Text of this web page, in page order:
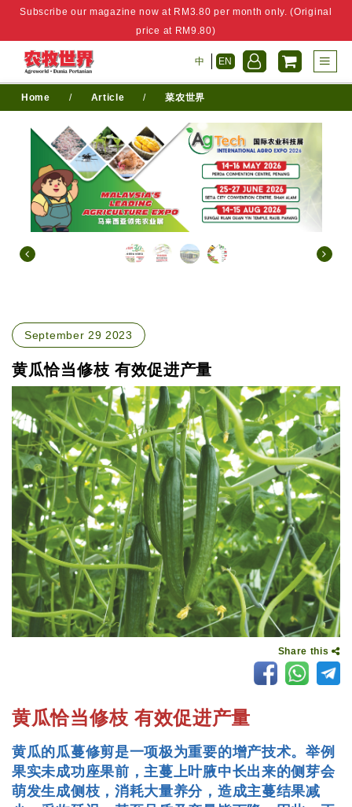
Subscribe our magazine now at RM3.80 per month only. (Original
price at RM9.80)
中 EN
Home / Article / 菜农世界
September 29 2023
黄瓜恰当修枝 有效促进产量
Share this
黄瓜恰当修枝 有效促进产量
黄瓜的瓜蔓修剪是一项极为重要的增产技术。举例
果实未成功座果前，主蔓上叶腋中长出来的侧芽会
萌发生成侧枝，消耗大量养分，造成主蔓结果减